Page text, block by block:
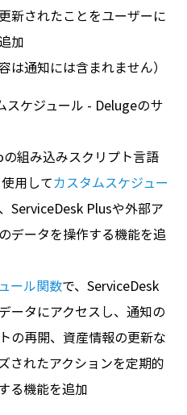
新されたことをユーザーに
加
は通知には含まれません）
スケジュール - Delugeのサ
組み込みスクリプト言語
用してカスタムスケジュー
ServiceDesk Plusや外部ア
データを操作する機能を追
ール関数で、ServiceDesk
ータにアクセスし、通知の
の再開、資産情報の更新な
されたアクションを定期的
る機能を追加